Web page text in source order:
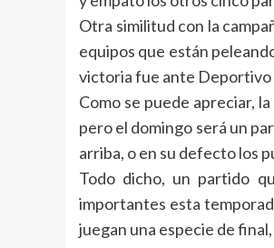
Otra similitud con la
equipos que están
victoria fue ante Deportivo
Como se puede apreciar,
pero el domingo será un
arriba, o en su defecto los
Todo dicho, un partido
importantes esta
juegan una especie de